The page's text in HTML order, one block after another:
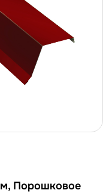
м, Порошковое